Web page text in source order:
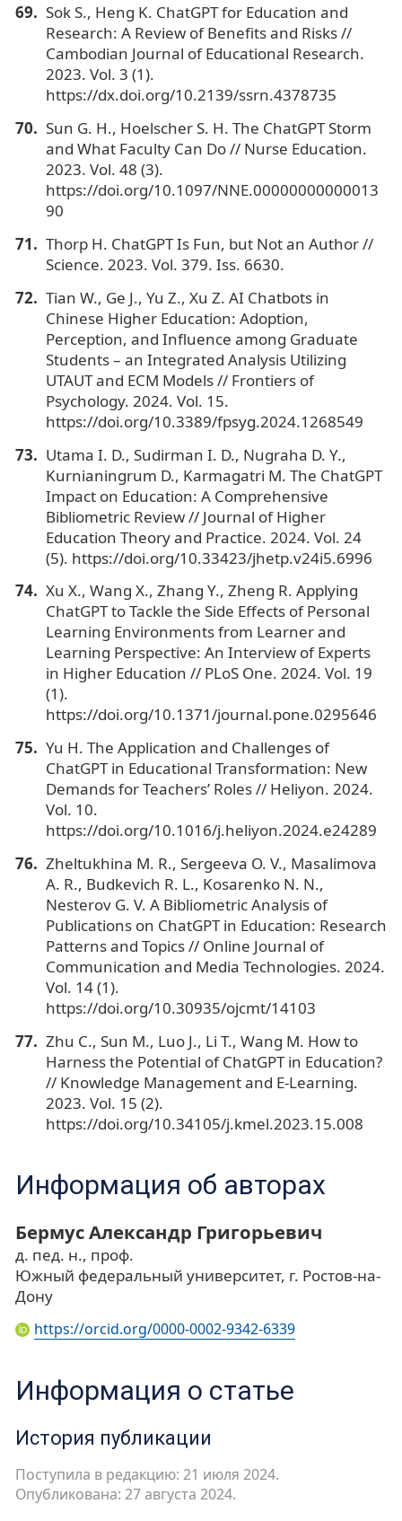
Sok S., Heng K. ChatGPT for Education and
Research: A Review of Benefits and Risks //
Cambodian Journal of Educational Research.
2023. Vol. 3 (1).
https://dx.doi.org/10.2139/ssrn.4378735
Sun G. H., Hoelscher S. H. The ChatGPT Storm
and What Faculty Can Do // Nurse Education.
2023. Vol. 48 (3).
https://doi.org/10.1097/NNE.00000000000013
90
Thorp H. ChatGPT Is Fun, but Not an Author //
Science. 2023. Vol. 379. Iss. 6630.
Tian W., Ge J., Yu Z., Xu Z. AI Chatbots in
Chinese Higher Education: Adoption,
Perception, and Influence among Graduate
Students – an Integrated Analysis Utilizing
UTAUT and ECM Models // Frontiers of
Psychology. 2024. Vol. 15.
https://doi.org/10.3389/fpsyg.2024.1268549
Utama I. D., Sudirman I. D., Nugraha D. Y.,
Kurnianingrum D., Karmagatri M. The ChatGPT
Impact on Education: A Comprehensive
Bibliometric Review // Journal of Higher
Education Theory and Practice. 2024. Vol. 24
(5). https://doi.org/10.33423/jhetp.v24i5.6996
Xu X., Wang X., Zhang Y., Zheng R. Applying
ChatGPT to Tackle the Side Effects of Personal
Learning Environments from Learner and
Learning Perspective: An Interview of Experts
in Higher Education // PLoS One. 2024. Vol. 19
(1).
https://doi.org/10.1371/journal.pone.0295646
Yu H. The Application and Challenges of
ChatGPT in Educational Transformation: New
Demands for Teachers’ Roles // Heliyon. 2024.
Vol. 10.
https://doi.org/10.1016/j.heliyon.2024.e24289
Zheltukhina M. R., Sergeeva O. V., Masalimova
A. R., Budkevich R. L., Kosarenko N. N.,
Nesterov G. V. A Bibliometric Analysis of
Publications on ChatGPT in Education: Research
Patterns and Topics // Online Journal of
Communication and Media Technologies. 2024.
Vol. 14 (1).
https://doi.org/10.30935/ojcmt/14103
Zhu C., Sun M., Luo J., Li T., Wang M. How to
Harness the Potential of ChatGPT in Education?
// Knowledge Management and E-Learning.
2023. Vol. 15 (2).
https://doi.org/10.34105/j.kmel.2023.15.008
Информация об авторах
Бермус Александр Григорьевич
д. пед. н., проф.
Южный федеральный университет, г. Ростов-на-
Дону
https://orcid.org/0000-0002-9342-6339
Информация о статье
История публикации
Поступила в редакцию: 21 июля 2024.
Опубликована: 27 августа 2024.